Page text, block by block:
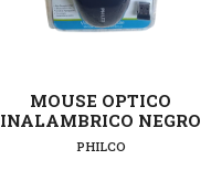
MOUSE OPTICO
INALAMBRICO NEGRO
PHILCO
Ver detalles